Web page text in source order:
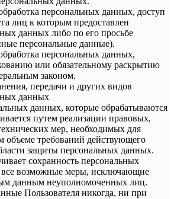
персональных данных, доступ
лиц к которым предоставлен
данных либо по его просьбе
персональные данные).
персональных данных,
или обязательному раскрытию
законом.
передачи и других видов
данных
данных, которые обрабатываются
путем реализации правовых,
мер, необходимых для
объеме требований действующего
защиты персональных данных.
сохранность персональных
возможные меры, исключающие
данным неуполномоченных лиц.
Пользователя никогда, ни при